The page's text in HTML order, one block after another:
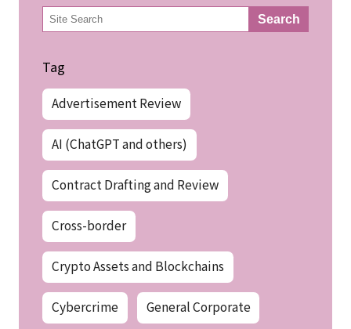
検
索 Search
Tag
Advertisement Review
AI (ChatGPT and others)
Contract Drafting and Review
Cross-border
Crypto Assets and Blockchains
Cybercrime General Corporate